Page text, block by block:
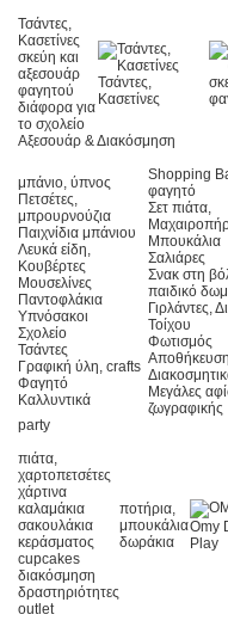
Τσάντες,
Κασετίνες
σκεύη και
αξεσουάρ
φαγητού
διάφορα για
το σχολείο
Τσάντες,
Κασετίνες
Αξεσουάρ & Διακόσμηση
μπάνιο, ύπνος
Πετσέτες,
μπρουρνούζια
Παιχνίδια μπάνιου
Λευκά είδη,
Kουβέρτες
Μουσελίνες
Παντοφλάκια
Υπνόσακοι
Σχολείο
Τσάντες
Γραφική ύλη, crafts
Φαγητό
Καλλυντικά
Shopping
φαγητό
Σετ πιάτα,
Μπουκάλια
Σαλιάρες
Σνακ στη
παιδικό
Γιρλάντες,
Τοίχου
Φωτισμός
Αποθήκευση
Μεγάλες
ζωγραφικής
party
πιάτα,
χαρτοπετσέτες
χάρτινα
καλαμάκια
σακουλάκια
κεράσματος
cupcakes
διακόσμηση
δραστηριότητες
ποτήρια,
μπουκάλια
δωράκια
Omy
Play
outlet